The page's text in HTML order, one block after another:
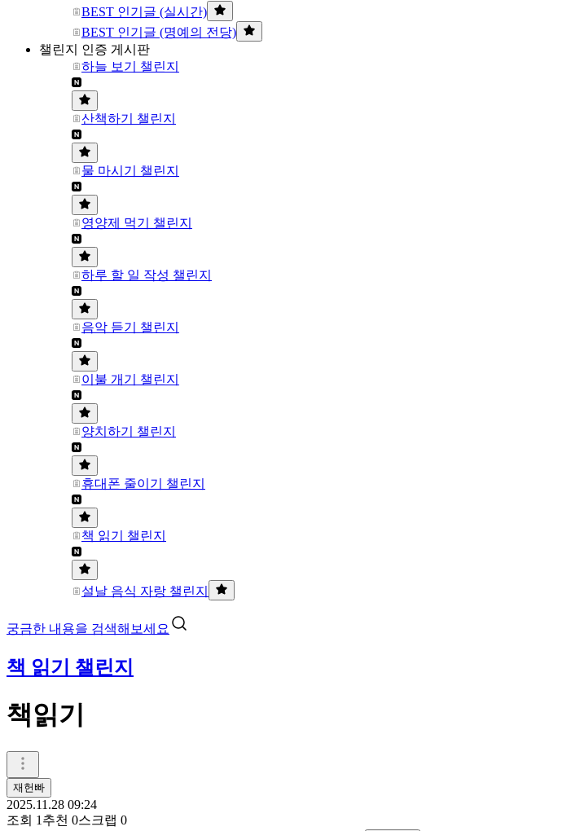
BEST 인기글 (실시간)
BEST 인기글 (명예의 전당)
챌린지 인증 게시판
하늘 보기 챌린지
산책하기 챌린지
물 마시기 챌린지
영양제 먹기 챌린지
하루 할 일 작성 챌린지
음악 듣기 챌린지
이불 개기 챌린지
양치하기 챌린지
휴대폰 줄이기 챌린지
책 읽기 챌린지
설날 음식 자랑 챌린지
궁금한 내용을 검색해보세요
책 읽기 챌린지
책읽기
재헌빠
2025.11.28 09:24
조회 1 추천 0스크랩 0